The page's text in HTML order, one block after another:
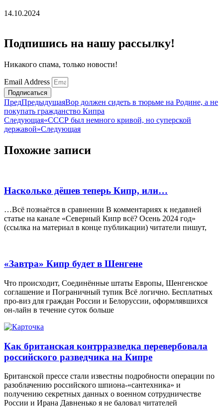
14.10.2024
Подпишись на нашу рассылку!
Никакого спама, только новости!
Email Address
Подписаться
ПредПредыдущаяВор должен сидеть в тюрьме на Родине, а не
покупать гражданство Кипра
Следующая«СССР был немного кривой, но суперской
державой»Следующая
Похожие записи
Насколько дёшев теперь Кипр, или…
…Всё познаётся в сравнении В комментариях к недавней
статье на канале «Северный Кипр всё? Осень 2024 год»
(ссылка на материал в конце публикации) читатели пишут,
«Завтра» Кипр будет в Шенгене
Что происходит, Соединённые штаты Европы, Шенгенское
соглашение и Пограничный тупик Всё логично. Бесплатных
про-виз для граждан России и Белоруссии, оформлявшихся
он-лайн в течение суток больше
Как британская контрразведка перевербовала
российского разведчика на Кипре
Британской прессе стали известны подробности операции по
разоблачению российского шпиона-«сантехника» и
получению секретных данных о военном сотрудничестве
России и Ирана Давненько я не баловал читателей